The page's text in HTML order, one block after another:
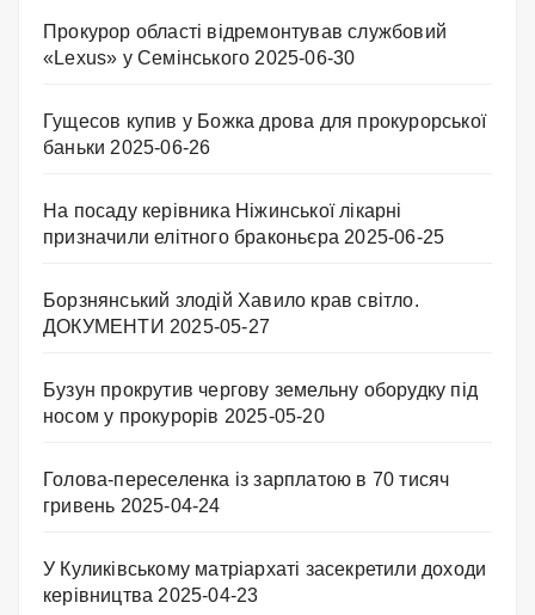
Прокурор області відремонтував службовий
«Lexus» у Семінського 2025-06-30
Гущесов купив у Божка дрова для прокурорської
баньки 2025-06-26
На посаду керівника Ніжинської лікарні
призначили елітного браконьєра 2025-06-25
Борзнянський злодій Хавило крав світло.
ДОКУМЕНТИ 2025-05-27
Бузун прокрутив чергову земельну оборудку під
носом у прокурорів 2025-05-20
Голова-переселенка із зарплатою в 70 тисяч
гривень 2025-04-24
У Куликівському матріархаті засекретили доходи
керівництва 2025-04-23